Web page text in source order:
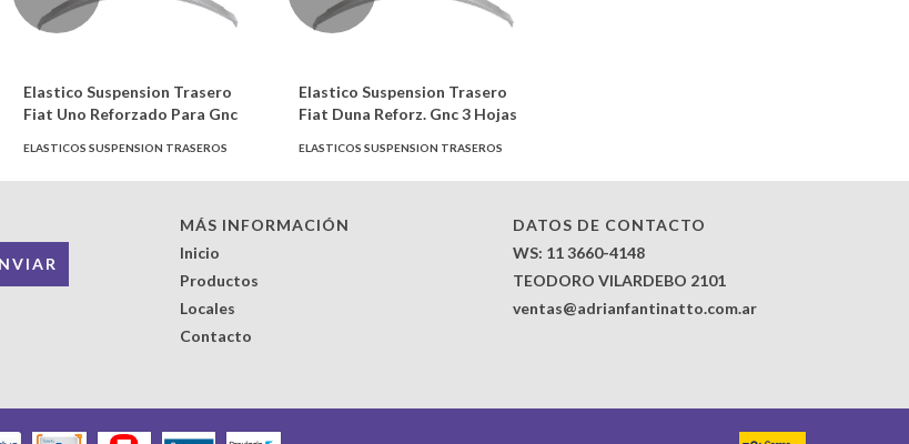
Elastico Suspension Trasero
Fiat Uno Reforzado Para Gnc
ELASTICOS SUSPENSION TRASEROS
Elastico Suspension Trasero
Fiat Duna Reforz. Gnc 3 Hojas
ELASTICOS SUSPENSION TRASEROS
MÁS INFORMACIÓN
Inicio
Productos
Locales
Contacto
DATOS DE CONTACTO
WS: 11 3660-4148
TEODORO VILARDEBO 2101
ventas@adrianfantinatto.com.ar